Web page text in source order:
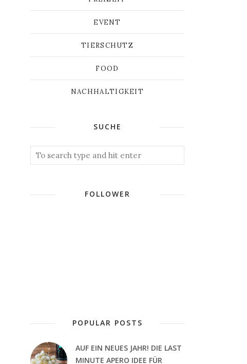
EVENT
TIERSCHUTZ
FOOD
NACHHALTIGKEIT
SUCHE
FOLLOWER
POPULAR POSTS
AUF EIN NEUES JAHR! DIE LAST
MINUTE APERO IDEE FÜR